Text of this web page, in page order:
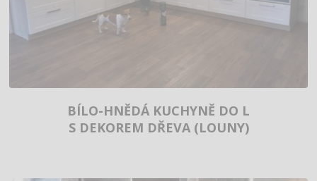
BÍLO-HNĚDÁ KUCHYNĚ DO L
S DEKOREM DŘEVA (LOUNY)